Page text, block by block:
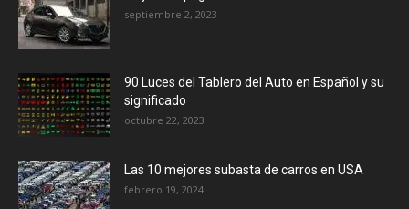
septiembre 2, 2023
90 Luces del Tablero del Auto en Español y su
significado
octubre 22, 2023
Las 10 mejores subasta de carros en USA
febrero 19, 2024